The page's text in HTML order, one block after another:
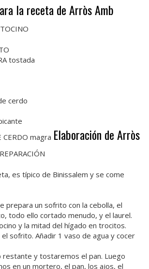
la receta de Arròs Amb
tostada
cerdo
CERDO magra Elaboración de Arròs
es típico de Binissalem y se come
prepara un sofrito con la cebolla, el
todo ello cortado menudo, y el laurel.
y la mitad del hígado en trocitos.
sofrito. Añadir 1 vaso de agua y cocer
restante y tostaremos el pan. Luego
en un mortero, el pan, los ajos, el